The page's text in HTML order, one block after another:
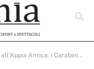
reperti di epoca romana alla Soprintendenza